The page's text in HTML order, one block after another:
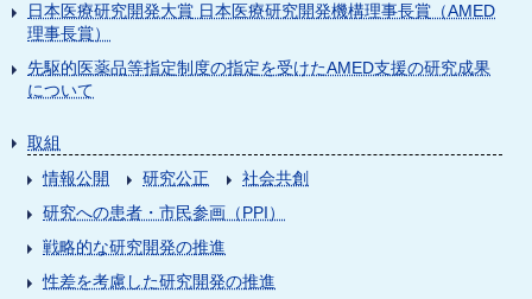
日本医療研究開発大賞 日本医療研究開発機構理事長賞（AMED
理事長賞）
先駆的医薬品等指定制度の指定を受けたAMED支援の研究成果
について
取組
情報公開
研究公正
社会共創
研究への患者・市民参画（PPI）
戦略的な研究開発の推進
性差を考慮した研究開発の推進